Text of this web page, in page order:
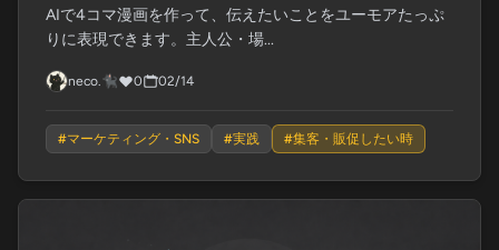
AIで4コマ漫画を作って、伝えたいことをユーモアたっぷ
りに表現できます。主人公・場...
neco.🐈‍⬛ 0 02/14
#マーケティング・SNS #実践 #集客・販促したい時